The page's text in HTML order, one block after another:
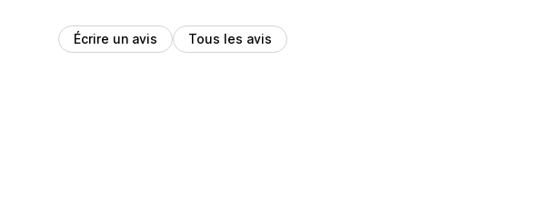
Écrire un avis Tous les avis